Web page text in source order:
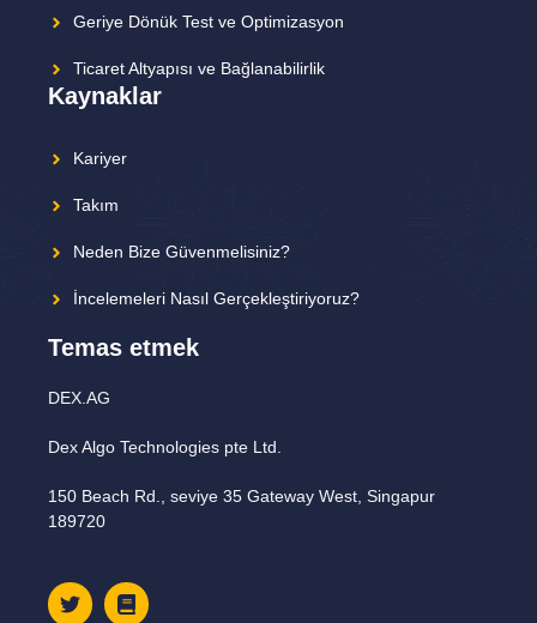
Geriye Dönük Test ve Optimizasyon
Ticaret Altyapısı ve Bağlanabilirlik
Kaynaklar
Kariyer
Takım
Neden Bize Güvenmelisiniz?
İncelemeleri Nasıl Gerçekleştiriyoruz?
Temas etmek
DEX.AG
Dex Algo Technologies pte Ltd.
150 Beach Rd., seviye 35 Gateway West, Singapur
189720